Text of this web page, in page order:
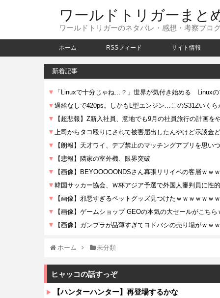
ワールドトリガーまと
ワールドトリガーのネタバレ・感想・考察ブロ
ホーム RSSフィード サイト情報
新着記事
ホーム 未分類
ヒャッコの話すっぞ
【ハンターハンター】再登場するかな